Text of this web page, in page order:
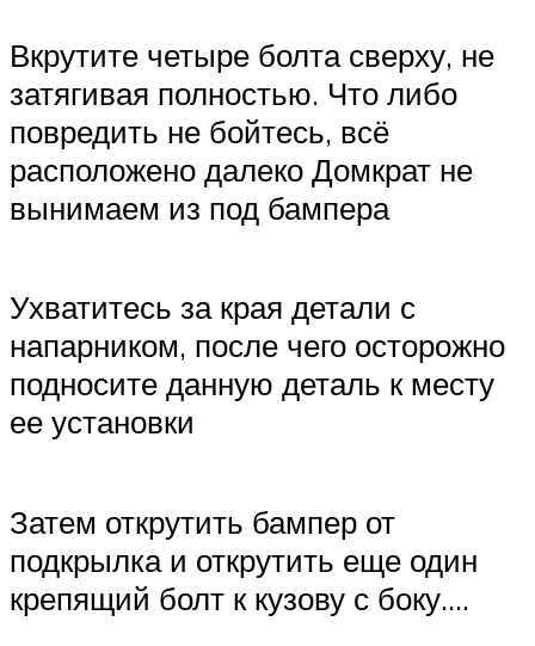
Вкрутите четыре болта сверху, не
затягивая полностью. Что либо
повредить не бойтесь, всё
расположено далеко Домкрат не
вынимаем из под бампера
Ухватитесь за края детали с
напарником, после чего осторожно
подносите данную деталь к месту
ее установки
Затем открутить бампер от
подкрылка и открутить еще один
крепящий болт к кузову с боку….